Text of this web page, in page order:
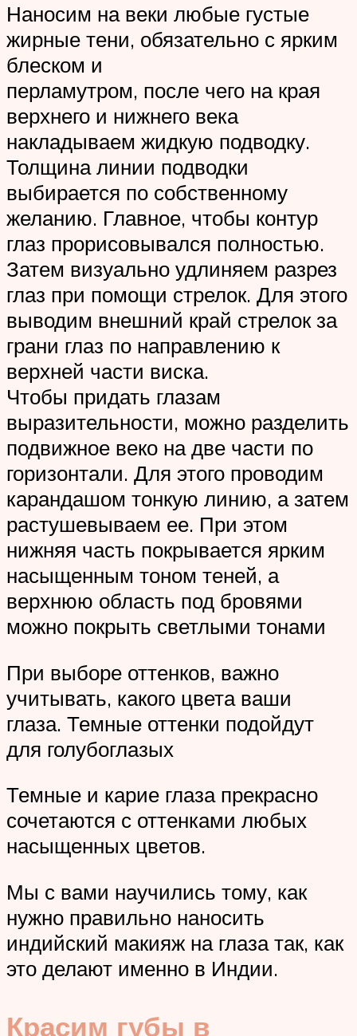
Наносим на веки любые густые
жирные тени, обязательно с ярким
блеском и
перламутром, после чего на края
верхнего и нижнего века
накладываем жидкую подводку.
Толщина линии подводки
выбирается по собственному
желанию. Главное, чтобы контур
глаз прорисовывался полностью.
Затем визуально удлиняем разрез
глаз при помощи стрелок. Для этого
выводим внешний край стрелок за
грани глаз по направлению к
верхней части виска.
Чтобы придать глазам
выразительности, можно разделить
подвижное веко на две части по
горизонтали. Для этого проводим
карандашом тонкую линию, а затем
растушевываем ее. При этом
нижняя часть покрывается ярким
насыщенным тоном теней, а
верхнюю область под бровями
можно покрыть светлыми тонами
При выборе оттенков, важно
учитывать, какого цвета ваши
глаза. Темные оттенки подойдут
для голубоглазых
Темные и карие глаза прекрасно
сочетаются с оттенками любых
насыщенных цветов.
Мы с вами научились тому, как
нужно правильно наносить
индийский макияж на глаза так, как
это делают именно в Индии.
Красим губы в